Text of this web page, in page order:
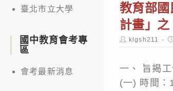
教育部
計畫」
Post
author:
klgsh211
一、 旨揭工
(一) 時間：
臺北市立大學
國中教育會考專
區
會考最新消息